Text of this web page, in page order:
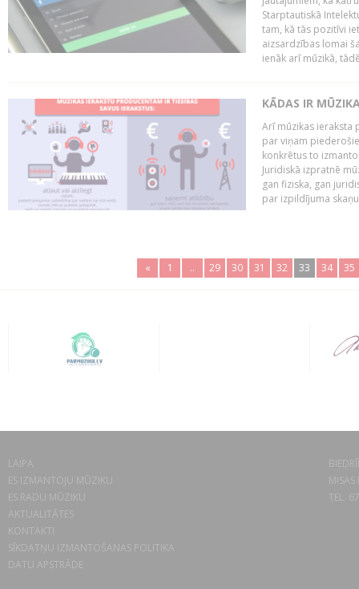
Starptautiskā
tam, kā tās pozitīvi
aizsardzības lomai
ienāk arī mūzikā,
KĀDAS IR
Arī mūzikas ieraksta
par viņam
konkrētus to
Juridiskā izpratnē
gan fiziska, gan
par izpildījuma
« 1 .. 29 30 31 32 33 34 35
LAIPA
ES IZMANTOJU MŪZIKU
ES RADU MŪZIKU
AKTUALITĀTES
KONTAKTI
SĪKDATŅU IZMANTOŠANAS POLITIKA
DATU APSTRĀDE
TEL.